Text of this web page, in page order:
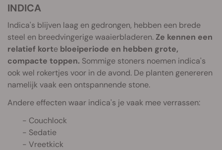
INDICA
Indica's blijven laag en gedrongen, hebben een brede
steel en breedvingerige waaierbladeren. Ze kennen een
relatief korte bloeiperiode en hebben grote,
compacte toppen. Sommige stoners noemen indica's
ook wel rokertjes voor in de avond. De planten genereren
namelijk vaak een ontspannende stone.
Andere effecten waar indica's je vaak mee verrassen:
- Couchlock
- Sedatie
- Vreetkick